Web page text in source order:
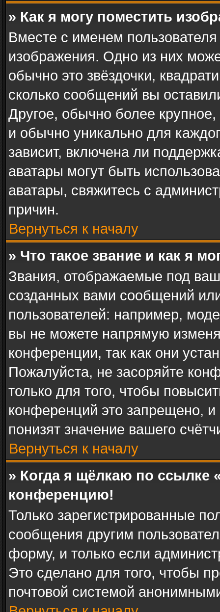
» Как я могу поместить
Вместе с именем пользователя
изображения. Одно из них
обычно это звёздочки,
сколько сообщений вы
Другое, обычно более
и обычно уникально для
зависит, включена ли
аватары могут быть
аватары, свяжитесь с
причин.
Вернуться к началу
» Что такое звание и как я
Звания, отображаемые под
созданных вами сообщений
пользователей: например,
вы не можете напрямую
конференции, так как они
Пожалуйста, не засоряйте
только для того, чтобы
конференций это запрещено,
понизят значение вашего
Вернуться к началу
» Когда я щёлкаю по ссылке
конференцию!
Только зарегистрированные
сообщения другим
форму, и только если
Это сделано для того, чтобы
почтовой системой